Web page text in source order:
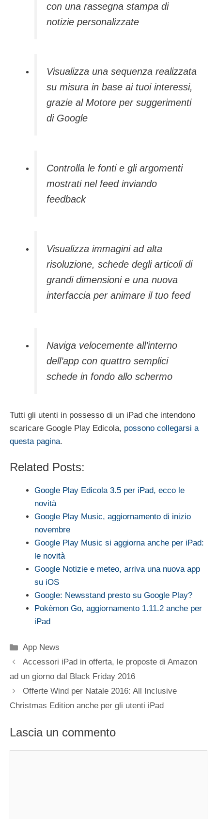
con una rassegna stampa di
notizie personalizzate
Visualizza una sequenza realizzata
su misura in base ai tuoi interessi,
grazie al Motore per suggerimenti
di Google
Controlla le fonti e gli argomenti
mostrati nel feed inviando
feedback
Visualizza immagini ad alta
risoluzione, schede degli articoli di
grandi dimensioni e una nuova
interfaccia per animare il tuo feed
Naviga velocemente all’interno
dell’app con quattro semplici
schede in fondo allo schermo
Tutti gli utenti in possesso di un iPad che intendono
scaricare Google Play Edicola, possono collegarsi a
questa pagina.
Related Posts:
Google Play Edicola 3.5 per iPad, ecco le
novità
Google Play Music, aggiornamento di inizio
novembre
Google Play Music si aggiorna anche per iPad:
le novità
Google Notizie e meteo, arriva una nuova app
su iOS
Google: Newsstand presto su Google Play?
Pokèmon Go, aggiornamento 1.11.2 anche per
iPad
Categorie
App News
Accessori iPad in offerta, le proposte di Amazon
ad un giorno dal Black Friday 2016
Offerte Wind per Natale 2016: All Inclusive
Christmas Edition anche per gli utenti iPad
Lascia un commento